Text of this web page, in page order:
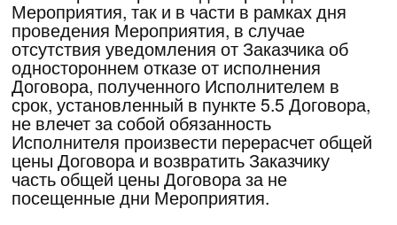
7.1. Заказчик обязуется:
7.1.1.Самостоятельно и своевременно
знакомиться с датой, временем, стоимостью,
условиями проведения Мероприятия, до
момента подачи Заявки, а также с
изменениями указанных условий, с
актуальной редакцией Договора при каждом
посещении Сайта после акцепта Оферты.
7.1.2.Оформляя Заявку на оказание Услуг
Исполнителем заполнить необходимые
обязательные поля на странице Заявки с
указанием выбранного Мероприятия и
достоверной информации.
7.1.3.Своевременно, в соответствии с
условиями настоящей Оферты, оплачивать
Услуги Исполнителя.